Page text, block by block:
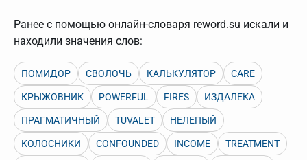
Для более сложных случаев существует возможность
написать в строке запроса "Пушкин поэт" и нажать
Пушкине, но не о городе.
В сложных запросах тоже могут присутствовать
неизвестные буквы. Например, в кроссворде есть
слово "***м***ов", в задании "русский поэт 19 века".
Пишем в Reword первым словом "***м***ов", далее
через пробел "поэт". Получается "***м***ов поэт" (без
кавычек). Нажимаем "Найти" и получаем статью
"Лермонтов" и не только.
Ранее с помощью онлайн-словаря reword.su искали и
находили значения слов:
ПОМИДОР СВОЛОЧЬ КАЛЬКУЛЯТОР CARE
КРЫЖОВНИК POWERFUL FIRES ИЗДАЛЕКА
ПРАГМАТИЧНЫЙ TUVALET НЕЛЕПЫЙ
КОЛОСНИКИ CONFOUNDED INCOME TREATMENT